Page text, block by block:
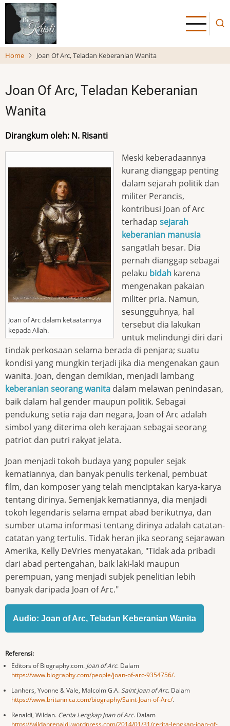
Skip
main
content
Home Joan Of Arc, Teladan Keberanian Wanita
Joan Of Arc, Teladan Keberanian
Wanita
Dirangkum oleh: N. Risanti
Joan of Arc dalam ketaatannya
kepada Allah.
Meski keberadaannya
kurang dianggap penting
dalam sejarah politik dan
militer Perancis,
kontribusi Joan of Arc
terhadap sejarah
keberanian manusia
sangatlah besar. Dia
pernah dianggap sebagai
pelaku bidah karena
mengenakan pakaian
militer pria. Namun,
sesungguhnya, hal
tersebut dia lakukan
untuk melindungi diri dari
tindak perkosaan selama berada di penjara; suatu
kondisi yang mungkin terjadi jika dia mengenakan gaun
wanita. Joan, dengan demikian, menjadi lambang
keberanian seorang wanita dalam melawan penindasan,
baik dalam hal gender maupun politik. Sebagai
pendukung setia raja dan negara, Joan of Arc adalah
simbol yang diterima oleh kerajaan sebagai seorang
patriot dan putri rakyat jelata.
Joan menjadi tokoh budaya yang populer sejak
kematiannya, dan banyak penulis terkenal, pembuat
film, dan komposer yang telah menciptakan karya-karya
tentang dirinya. Semenjak kematiannya, dia menjadi
tokoh legendaris selama empat abad berikutnya, dan
sumber utama informasi tentang dirinya adalah catatan-
catatan yang tertulis. Tidak heran jika seorang sejarawan
Amerika, Kelly DeVries menyatakan, "Tidak ada pribadi
dari abad pertengahan, baik laki-laki maupun
perempuan, yang menjadi subjek penelitian lebih
banyak daripada Joan of Arc."
Audio: Joan of Arc, Teladan Keberanian Wanita
Referensi:
Editors of Biography.com. Joan of Arc. Dalam
https://www.biography.com/people/joan-of-arc-9354756/.
Lanhers, Yvonne & Vale, Malcolm G.A.Saint Joan of Arc. Dalam
https://www.britannica.com/biography/Saint-Joan-of-Arc/.
Renaldi, Wildan. Cerita Lengkap Joan of Arc. Dalam